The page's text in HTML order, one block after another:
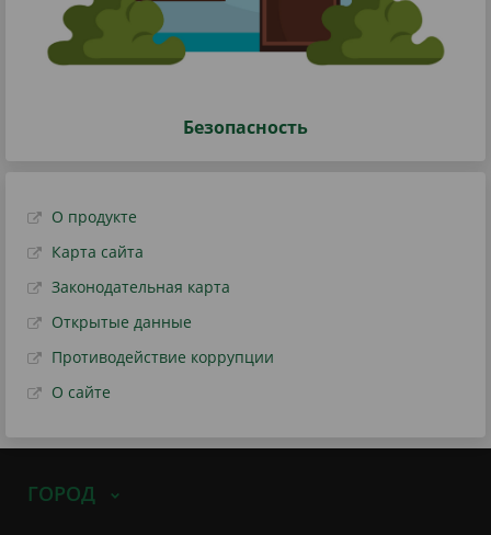
Безопасность
О продукте
Карта сайта
Законодательная карта
Открытые данные
Противодействие коррупции
О сайте
ГОРОД